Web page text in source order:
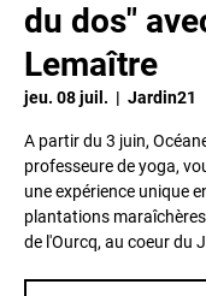
du dos"
Lemaître
jeu. 08 juil.
  |
Jardin21
A partir du 3 juin,
professeure de yoga,
une expérience unique
plantations
de l'Ourcq, au coeur du